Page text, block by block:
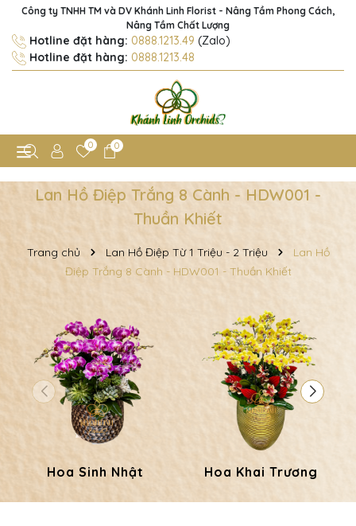
Công ty TNHH TM và DV Khánh Linh Florist - Nâng Tầm Phong Cách,
Nâng Tầm Chất Lượng
Hotline đặt hàng: 0888.1213.49 (Zalo)
Hotline đặt hàng: 0888.1213.48
0 0
Lan Hồ Điệp Trắng 8 Cành - HDW001 -
Thuần Khiết
Trang chủ Lan Hồ Điệp Từ 1 Triệu - 2 Triệu
Lan Hồ
Điệp Trắng 8 Cành - HDW001 - Thuần Khiết
Hoa Sinh Nhật Hoa Khai Trương